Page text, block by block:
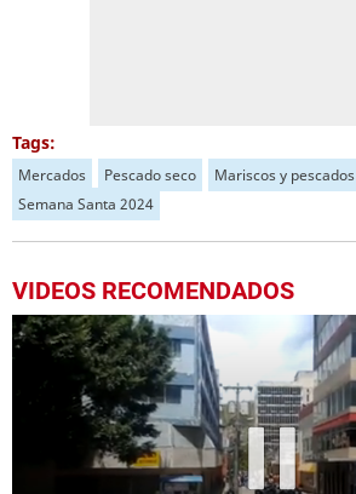
Tags:
Mercados Pescado seco
Mariscos y pescados
Semana Santa 2024
VIDEOS RECOMENDADOS